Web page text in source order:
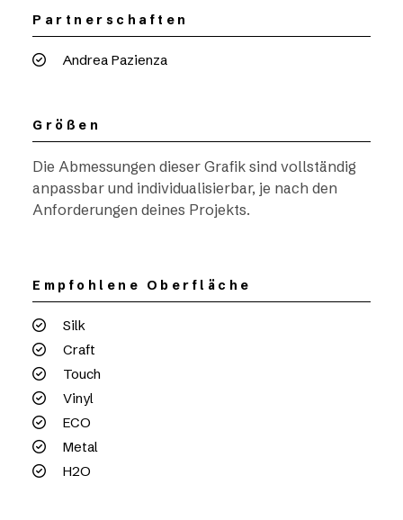
Partnerschaften
Andrea Pazienza
Größen
Die Abmessungen dieser Grafik sind vollständig
anpassbar und individualisierbar, je nach den
Anforderungen deines Projekts.
Empfohlene Oberfläche
Silk
Craft
Touch
Vinyl
ECO
Metal
H2O